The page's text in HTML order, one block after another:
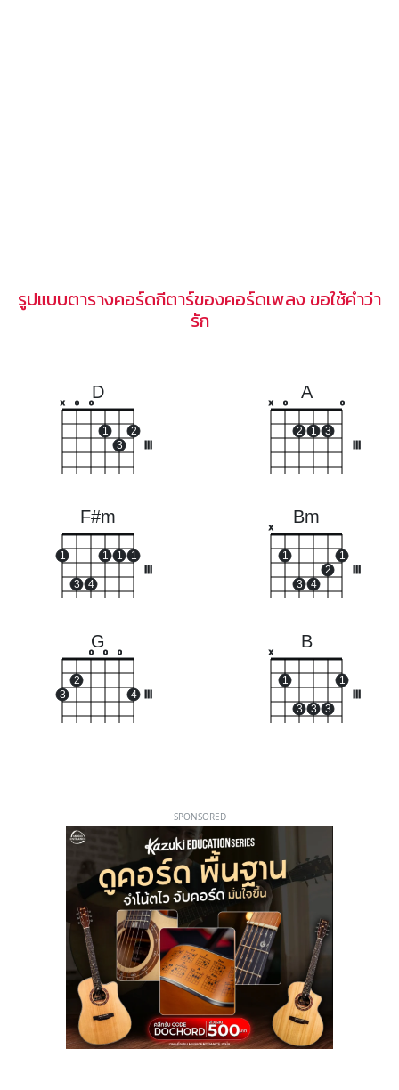
รูปแบบตารางคอร์ดกีตาร์ของคอร์ดเพลง ขอใช้คำว่า
รัก
D
x o o
1
3
2
A
x o
2 1 3
o
F#m
1
3 4
1 1 1
Bm
x
1
3 4
2
1
G
3
2
o o o
4
B
x
1
3 3 3
1
SPONSORED